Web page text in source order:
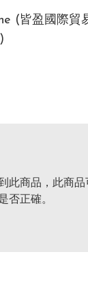
易
此商品，此商品
否正確。